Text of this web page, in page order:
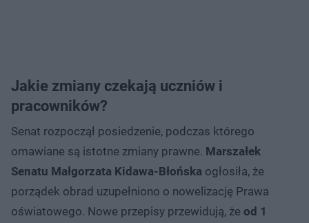
Jakie zmiany czekają uczniów i
pracowników?
Senat rozpoczął posiedzenie, podczas którego
omawiane są istotne zmiany prawne. Marszałek
Senatu Małgorzata Kidawa-Błońska ogłosiła, że
porządek obrad uzupełniono o nowelizację Prawa
oświatowego. Nowe przepisy przewidują, że od 1